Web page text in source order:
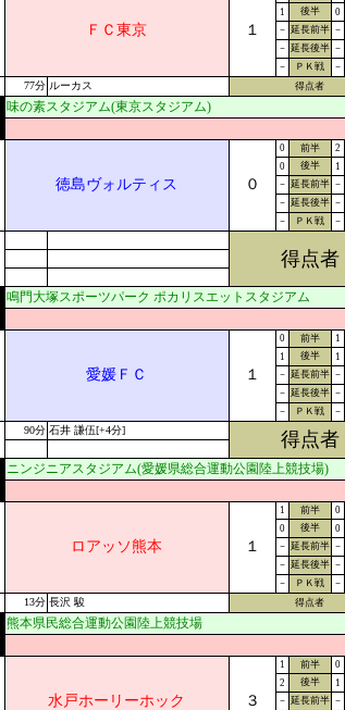
ＦＣ東京 １
1 後半
0
－ 延長前半 －
－ 延長後半 －
－
ＰＫ戦 －
77分 ルーカス 得点者
味の素スタジアム(東京スタジアム)
徳島ヴォルティス ０
0 前半 2
0 後半
1
－ 延長前半 －
－ 延長後半 －
－
ＰＫ戦 －
得点者
鳴門大塚スポーツパーク ポカリスエットスタジアム
愛媛ＦＣ １
0 前半 1
1 後半
1
－ 延長前半 －
－ 延長後半 －
－
ＰＫ戦 －
90分 石井 謙伍[+4分] 得点者
ニンジニアスタジアム(愛媛県総合運動公園陸上競技場)
ロアッソ熊本 １
1 前半 0
0 後半
0
－ 延長前半 －
－ 延長後半 －
－
ＰＫ戦 －
13分 長沢 駿 得点者
熊本県民総合運動公園陸上競技場
水戸ホーリーホック ３
1 前半 0
2 後半
1
－ 延長前半 －